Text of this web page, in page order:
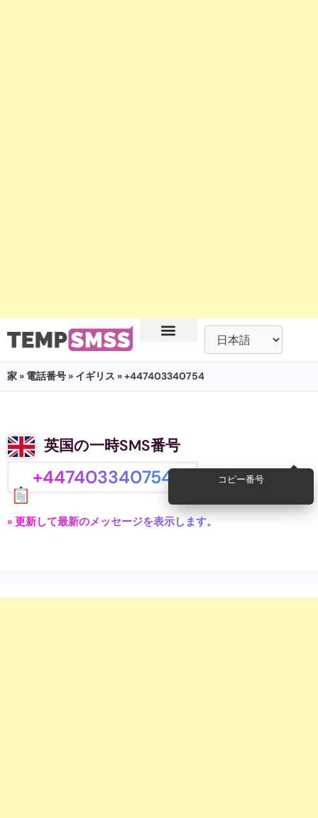
家 » 電話番号 » イギリス » +447403340754
英国の一時SMS番号
+447403340754 コピー番号
» 更新して最新のメッセージを表示します。